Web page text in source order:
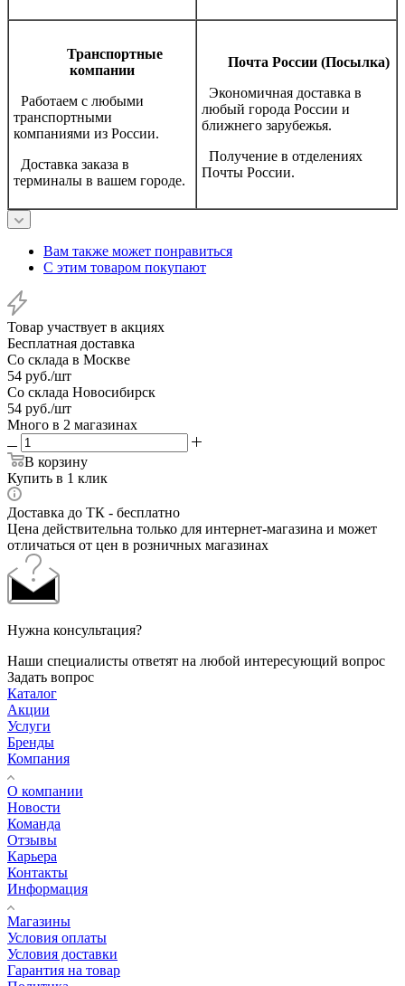
Транспортные
компании
Работаем с любыми
транспортными
компаниями из России.
Доставка заказа в
терминалы в вашем городе.
Почта России (Посылка)
Экономичная доставка в
любый города России и
ближнего зарубежья.
Получение в отделениях
Почты России.
Вам также может понравиться
С этим товаром покупают
Товар участвует в акциях
Бесплатная доставка
Со склада в Москве
54 руб./шт
Со склада Новосибирск
54 руб./шт
Много в 2 магазинах
В корзину
Купить в 1 клик
Доставка до ТК - бесплатно
Цена действительна только для интернет-магазина и может
отличаться от цен в розничных магазинах
Нужна консультация?
Наши специалисты ответят на любой интересующий вопрос
Задать вопрос
Каталог
Акции
Услуги
Бренды
Компания
О компании
Новости
Команда
Отзывы
Карьера
Контакты
Информация
Магазины
Условия оплаты
Условия доставки
Гарантия на товар